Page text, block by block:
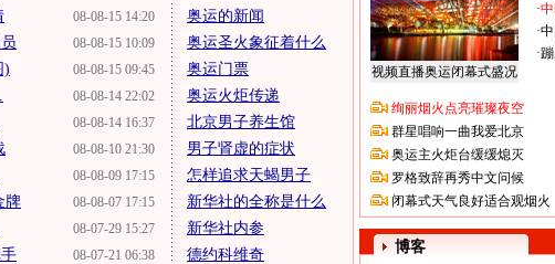
08-08-15 14:20
08-08-15 10:09
08-08-15 09:45
)
08-08-14 22:02
08-08-14 16:37
08-08-10 21:30
08-08-09 17:15
08-08-07 17:15
牌
08-07-29 15:27
08-07-21 06:38
奥运的新闻
奥运圣火象征着什么
奥运门票
奥运火炬传递
北京男子养生馆
男子肾虚的症状
怎样追求天蝎男子
新华社的全称是什么
新华社内参
德约科维奇
视频直播奥运闭幕式盛况
·
·
·
绚丽烟火点亮璀璨夜空
群星唱响一曲我爱北京
奥运主火炬台缓缓熄灭
罗格致辞再秀中文问候
闭幕式天气良好适合观烟火
博客